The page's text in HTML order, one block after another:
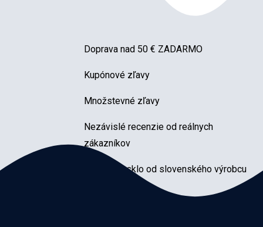
Doprava nad 50 € ZADARMO
Kupónové zľavy
Množstevné zľavy
Nezávislé recenzie od reálnych
zákazníkov
Značkové sklo od slovenského výrobcu